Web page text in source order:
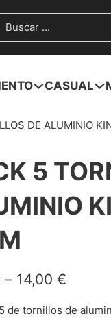
CASUAL
DE ALUMINIO
5
– 14,00 €
de tornillos de